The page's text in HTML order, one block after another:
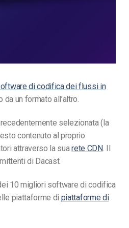
di codifica dei flussi in
un formato all’altro.
selezionata (la
contenuto al proprio
attraverso la suarete CDN. Il
di Dacast.
10 migliori software di codifica
piattaforme di piattaforme di